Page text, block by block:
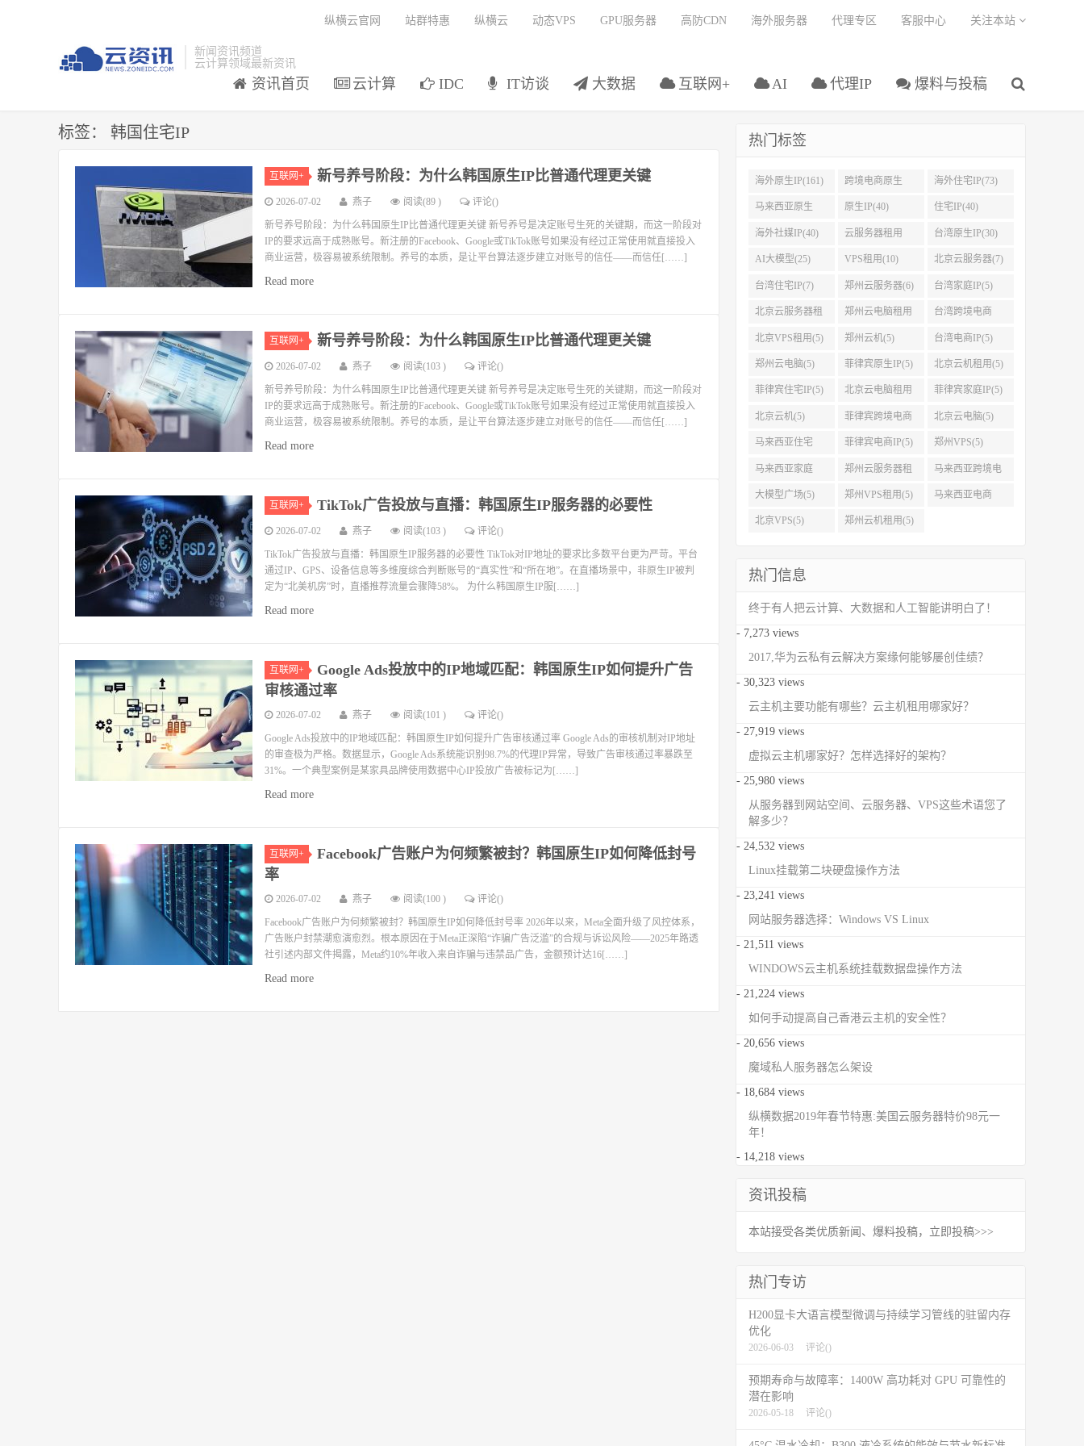
新闻资讯频道
云计算领域最新资讯
资讯首页 云计算 IDC IT访谈 大数据 互联网+ AI 代理IP 爆料与投稿
纵横云官网 站群特惠 纵横云 动态VPS GPU服务器 高防CDN 海外服务器 代理专区 客服中心 关注本站
标签： 韩国住宅IP
互联网+ 新号养号阶段：为什么韩国原生IP比普通代理更关键
2026-07-02 燕子 阅读(89 ) 评论()
新号养号阶段：为什么韩国原生IP比普通代理更关键 新号养号是决定账号生死的关键期，而这一阶段对
IP的要求远高于成熟账号。新注册的Facebook、Google或TikTok账号如果没有经过正常使用就直接投入
商业运营，极容易被系统限制。养号的本质，是让平台算法逐步建立对账号的信任——而信任[……]
Read more
互联网+ 新号养号阶段：为什么韩国原生IP比普通代理更关键
2026-07-02 燕子 阅读(103 ) 评论()
新号养号阶段：为什么韩国原生IP比普通代理更关键 新号养号是决定账号生死的关键期，而这一阶段对
IP的要求远高于成熟账号。新注册的Facebook、Google或TikTok账号如果没有经过正常使用就直接投入
商业运营，极容易被系统限制。养号的本质，是让平台算法逐步建立对账号的信任——而信任[……]
Read more
互联网+ TikTok广告投放与直播：韩国原生IP服务器的必要性
2026-07-02 燕子 阅读(103 ) 评论()
TikTok广告投放与直播：韩国原生IP服务器的必要性 TikTok对IP地址的要求比多数平台更为严苛。平台
通过IP、GPS、设备信息等多维度综合判断账号的“真实性”和“所在地”。在直播场景中，非原生IP被判
定为“北美机房”时，直播推荐流量会骤降58%。 为什么韩国原生IP服[……]
Read more
互联网+
Google Ads投放中的IP地域匹配：韩国原生IP如何提升广告
审核通过率
2026-07-02 燕子 阅读(101 ) 评论()
Google Ads投放中的IP地域匹配：韩国原生IP如何提升广告审核通过率 Google Ads的审核机制对IP地址
的审查极为严格。数据显示，Google Ads系统能识别98.7%的代理IP异常，导致广告审核通过率暴跌至
31%。一个典型案例是某家具品牌使用数据中心IP投放广告被标记为[……]
Read more
互联网+
Facebook广告账户为何频繁被封？韩国原生IP如何降低封号
率
2026-07-02 燕子 阅读(100 ) 评论()
Facebook广告账户为何频繁被封？韩国原生IP如何降低封号率 2026年以来，Meta全面升级了风控体系，
广告账户封禁潮愈演愈烈。根本原因在于Meta正深陷“诈骗广告泛滥”的合规与诉讼风险——2025年路透
社引述内部文件揭露，Meta约10%年收入来自诈骗与违禁品广告，金额预计达16[……]
Read more
热门标签
海外原生IP(161) 跨境电商原生
IP(108)
海外住宅IP(73)
马来西亚原生
IP(45)
原生IP(40) 住宅IP(40)
海外社媒IP(40) 云服务器租用
(32)
台湾原生IP(30)
AI大模型(25) VPS租用(10) 北京云服务器(7)
台湾住宅IP(7) 郑州云服务器(6) 台湾家庭IP(5)
北京云服务器租
用(5)
郑州云电脑租用
(5)
台湾跨境电商
IP(5)
北京VPS租用(5) 郑州云机(5) 台湾电商IP(5)
郑州云电脑(5) 菲律宾原生IP(5) 北京云机租用(5)
菲律宾住宅IP(5) 北京云电脑租用
(5)
菲律宾家庭IP(5)
北京云机(5) 菲律宾跨境电商
IP(5)
北京云电脑(5)
马来西亚住宅
IP(5)
菲律宾电商IP(5) 郑州VPS(5)
马来西亚家庭
IP(5)
郑州云服务器租
用(5)
马来西亚跨境电
商IP(5)
大模型广场(5) 郑州VPS租用(5) 马来西亚电商
北京VPS(5) 郑州云机租用(5)
热门信息
终于有人把云计算、大数据和人工智能讲明白了！
- 7,273 views
2017,华为云私有云解决方案缘何能够屡创佳绩？
- 30,323 views
云主机主要功能有哪些？云主机租用哪家好？
- 27,919 views
虚拟云主机哪家好？怎样选择好的架构？
- 25,980 views
从服务器到网站空间、云服务器、VPS这些术语您了
解多少？
- 24,532 views
Linux挂载第二块硬盘操作方法
- 23,241 views
网站服务器选择：Windows VS Linux
- 21,511 views
WINDOWS云主机系统挂载数据盘操作方法
- 21,224 views
如何手动提高自己香港云主机的安全性？
- 20,656 views
魔域私人服务器怎么架设
- 18,684 views
纵横数据2019年春节特惠:美国云服务器特价98元一
年！
- 14,218 views
资讯投稿
本站接受各类优质新闻、爆料投稿，立即投稿>>>
热门专访
H200显卡大语言模型微调与持续学习管线的驻留内存
优化
2026-06-03 评论()
预期寿命与故障率：1400W 高功耗对 GPU 可靠性的
潜在影响
2026-05-18 评论()